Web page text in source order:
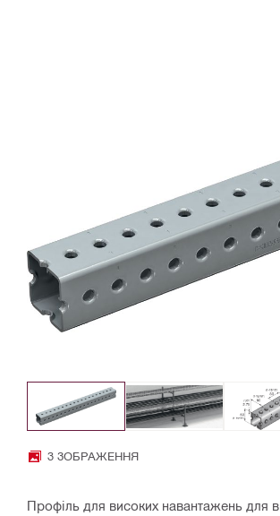
3 ЗОБРАЖЕННЯ
Профіль для високих навантажень для